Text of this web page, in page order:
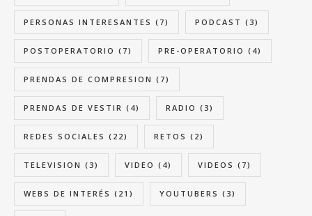
PERSONAS INTERESANTES (7) PODCAST (3)
POSTOPERATORIO (7) PRE-OPERATORIO (4)
PRENDAS DE COMPRESION (7)
PRENDAS DE VESTIR (4) RADIO (3)
REDES SOCIALES (22) RETOS (2)
TELEVISION (3) VIDEO (4) VIDEOS (7)
WEBS DE INTERÉS (21) YOUTUBERS (3)